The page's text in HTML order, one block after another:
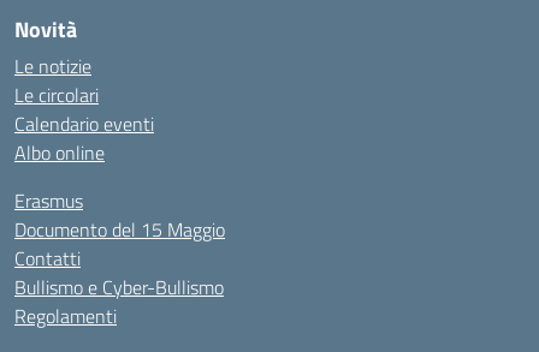
Novità
Le notizie
Le circolari
Calendario eventi
Albo online
Erasmus
Documento del 15 Maggio
Contatti
Bullismo e Cyber-Bullismo
Regolamenti